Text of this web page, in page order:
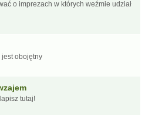
o imprezach w których weźmie udział
jest obojętny
tutaj!